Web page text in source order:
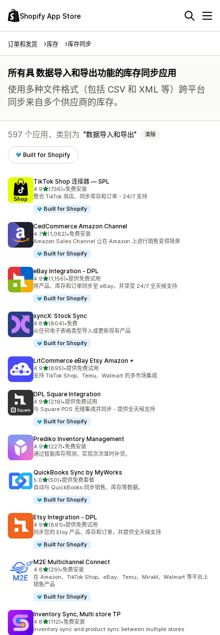
Shopify App Store
订单和发货 库存 库存同步
所有具 数据导入和导出功能的库存同步应用
使用多种文件格式（包括 CSV 和 XML 等）跨平台
同步来自多个供应商的库存。
597 个应用，类别为 数据导入和导出 清除
Built for Shopify
TikTok Shop 连接器 — SPL
4.9星（满分 5 星）
(736)
总共 736 条评论
•免费安装
整合 TikTok 商店、同步库存和订单 - 24/7 支持
Built for Shopify
CedCommerce Amazon Channel
4.7星（满分 5 星）
(1,062)
总共 1062 条评论
•免费安装
Amazon Sales Channel 让在 Amazon 上进行销售变得简单
Built for Shopify
eBay Integration ‑ DPL
4.9星（满分 5 星）
(1,156)
总共 1156 条评论
•提供免费试用
将产品、库存和订单同步至 eBay，并享受 24/7 全天候支持
Built for Shopify
syncX: Stock Sync
4.8星（满分 5 星）
(804)
总共 804 条评论
•免费
从任何电子表格类型导入或更新现有产品
Built for Shopify
LitCommerce eBay Etsy Amazon +
4.9星（满分 5 星）
(895)
总共 895 条评论
•提供免费试用
支持 TikTok Shop、Temu、Walmart 的多市场集成
DPL Square Integration
4.9星（满分 5 星）
(219)
总共 219 条评论
•提供免费试用
与 Square POS 无缝集成并同步 - 提供全天候支持
Built for Shopify
Prediko Inventory Management
4.9星（满分 5 星）
(227)
总共 227 条评论
•免费安装
通过智能库存预测，实现次次准时补货。
QuickBooks Sync by MyWorks
5.0星（满分 5 星）
(50)
总共 50 条评论
•提供免费套餐
自动与 QuickBooks 同步销售、库存等数据。
Built for Shopify
Etsy Integration ‑ DPL
4.9星（满分 5 星）
(891)
总共 891 条评论
•提供免费试用
同步您的 Etsy 产品、库存和订单，并提供全天候支持
Built for Shopify
M2E Multichannel Connect
4.8星（满分 5 星）
(29)
总共 29 条评论
•免费安装
在 Amazon、TikTok Shop、eBay、Temu、Mirakl、Walmart 等平台上
销售产品
Built for Shopify
Inventory Sync, Multi store TP
4.8星（满分 5 星）
(112)
总共 112 条评论
•免费安装
Inventory sync and product sync between multiple stores